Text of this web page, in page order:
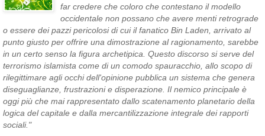
far credere che coloro che contestano il modello
occidentale non possano che avere menti retrograde
o essere dei pazzi pericolosi di cui il fanatico Bin Laden, arrivato al
punto giusto per offrire una dimostrazione al ragionamento, sarebbe
in un certo senso la figura archetipica. Questo discorso si serve del
terrorismo islamista come di un comodo spauracchio, allo scopo di
rilegittimare agli occhi dell'opinione pubblica un sistema che genera
diseguaglianze, frustrazioni e disperazione. Il nemico principale è
oggi più che mai rappresentato dallo scatenamento planetario della
logica del capitale e dalla mercantilizzazione integrale dei rapporti
sociali."